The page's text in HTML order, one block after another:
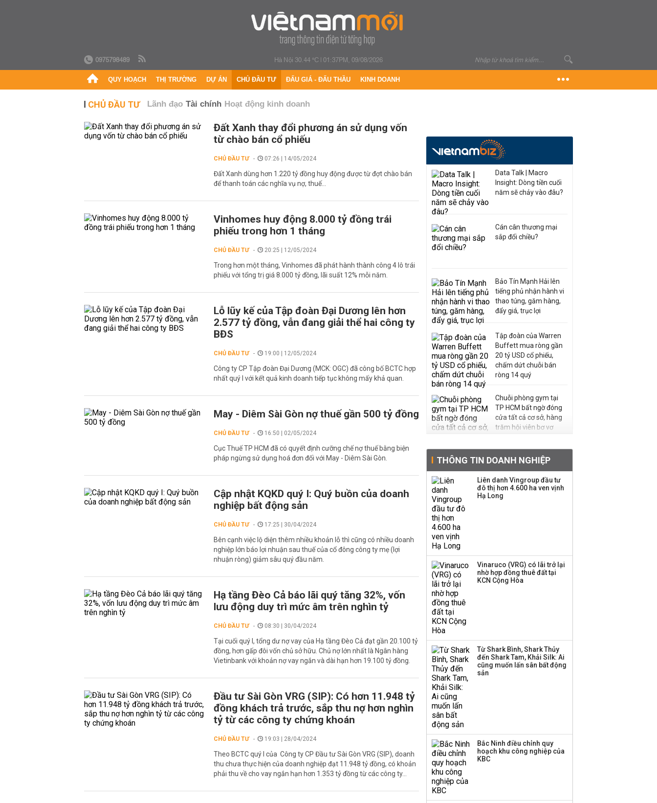
0975798489 Hà Nội 30.44 °C|01:37PM, 09/08/2026
QUY HOẠCH THỊ TRƯỜNG DỰ ÁN CHỦ ĐẦU TƯ ĐẤU GIÁ - ĐẤU THẦU KINH DOANH
CHỦ ĐẦU TƯ Lãnh đạo Tài chính Hoạt động kinh doanh
Đất Xanh thay đổi phương án sử dụng vốn
từ chào bán cổ phiếu
CHỦ ĐẦU TƯ 07:26 | 14/05/2024
Đất Xanh dùng hơn 1.220 tỷ đồng huy động được từ đợt chào bán
để thanh toán các nghĩa vụ nợ, thuế...
Vinhomes huy động 8.000 tỷ đồng trái
phiếu trong hơn 1 tháng
CHỦ ĐẦU TƯ 20:25 | 12/05/2024
Trong hơn một tháng, Vinhomes đã phát hành thành công 4 lô trái
phiếu với tổng trị giá 8.000 tỷ đồng, lãi suất 12% mỗi năm.
Lỗ lũy kế của Tập đoàn Đại Dương lên hơn
2.577 tỷ đồng, vẫn đang giải thể hai công ty
BĐS
CHỦ ĐẦU TƯ 19:00 | 12/05/2024
Công ty CP Tập đoàn Đại Dương (MCK: OGC) đã công bố BCTC hợp
nhất quý I với kết quả kinh doanh tiếp tục không mấy khả quan.
May - Diêm Sài Gòn nợ thuế gần 500 tỷ đồng
CHỦ ĐẦU TƯ 16:50 | 02/05/2024
Cục Thuế TP HCM đã có quyết định cưỡng chế nợ thuế bằng biện
pháp ngừng sử dụng hoá đơn đối với May - Diêm Sài Gòn.
Cập nhật KQKD quý I: Quý buồn của doanh
nghiệp bất động sản
CHỦ ĐẦU TƯ 17:25 | 30/04/2024
Bên cạnh việc lộ diện thêm nhiều khoản lỗ thì cũng có nhiều doanh
nghiệp lớn báo lợi nhuận sau thuế của cổ đông công ty mẹ (lợi
nhuận ròng) giảm sâu quý đầu năm.
Hạ tầng Đèo Cả báo lãi quý tăng 32%, vốn
lưu động duy trì mức âm trên nghìn tỷ
CHỦ ĐẦU TƯ 08:30 | 30/04/2024
Tại cuối quý I, tổng dư nợ vay của Hạ tầng Đèo Cả đạt gần 20.100 tỷ
đồng, hơn gấp đôi vốn chủ sở hữu. Chủ nợ lớn nhất là Ngân hàng
Vietinbank với khoản nợ vay ngắn và dài hạn hơn 19.100 tỷ đồng.
Đầu tư Sài Gòn VRG (SIP): Có hơn 11.948 tỷ
đồng khách trả trước, sắp thu nợ hơn nghìn
tỷ từ các công ty chứng khoán
CHỦ ĐẦU TƯ 19:03 | 28/04/2024
Theo BCTC quý I của Công ty CP Đầu tư Sài Gòn VRG (SIP), doanh
thu chưa thực hiện của doanh nghiệp đạt 11.948 tỷ đồng, có khoản
phải thu về cho vay ngắn hạn hơn 1.353 tỷ đồng từ các công ty...
Data Talk | Macro
Insight: Dòng tiền cuối
năm sẽ chảy vào đâu?
Cán cân thương mại
sắp đổi chiều?
Bảo Tín Mạnh Hải lên
tiếng phủ nhận hành vi
thao túng, găm hàng,
đẩy giá, trục lợi
Tập đoàn của Warren
Buffett mua ròng gần
20 tỷ USD cổ phiếu,
chấm dứt chuỗi bán
ròng 14 quý
Chuỗi phòng gym tại
TP HCM bất ngờ đóng
cửa tất cả cơ sở, hàng
trăm hội viên bơ vơ
tiếng đứng sau tiệm
vàng Mi Hồng: Từ phụ
xe, sửa đồ điện tử cũ
đến gây dựng thương
hiệu hơn 35 năm tuổi
PNJ công bố thông tin
quyền tùy ý áp thuế
100% lên những đối tác
thương mại hàng đầu?
THÔNG TIN DOANH NGHIỆP
Liên danh Vingroup đầu tư
đô thị hơn 4.600 ha ven vịnh
Hạ Long
Vinaruco (VRG) có lãi trở lại
nhờ hợp đồng thuê đất tại
KCN Cộng Hòa
Từ Shark Bình, Shark Thủy
đến Shark Tam, Khải Silk: Ai
cũng muốn lấn sân bất động
sản
Bắc Ninh điều chỉnh quy
hoạch khu công nghiệp của
KBC